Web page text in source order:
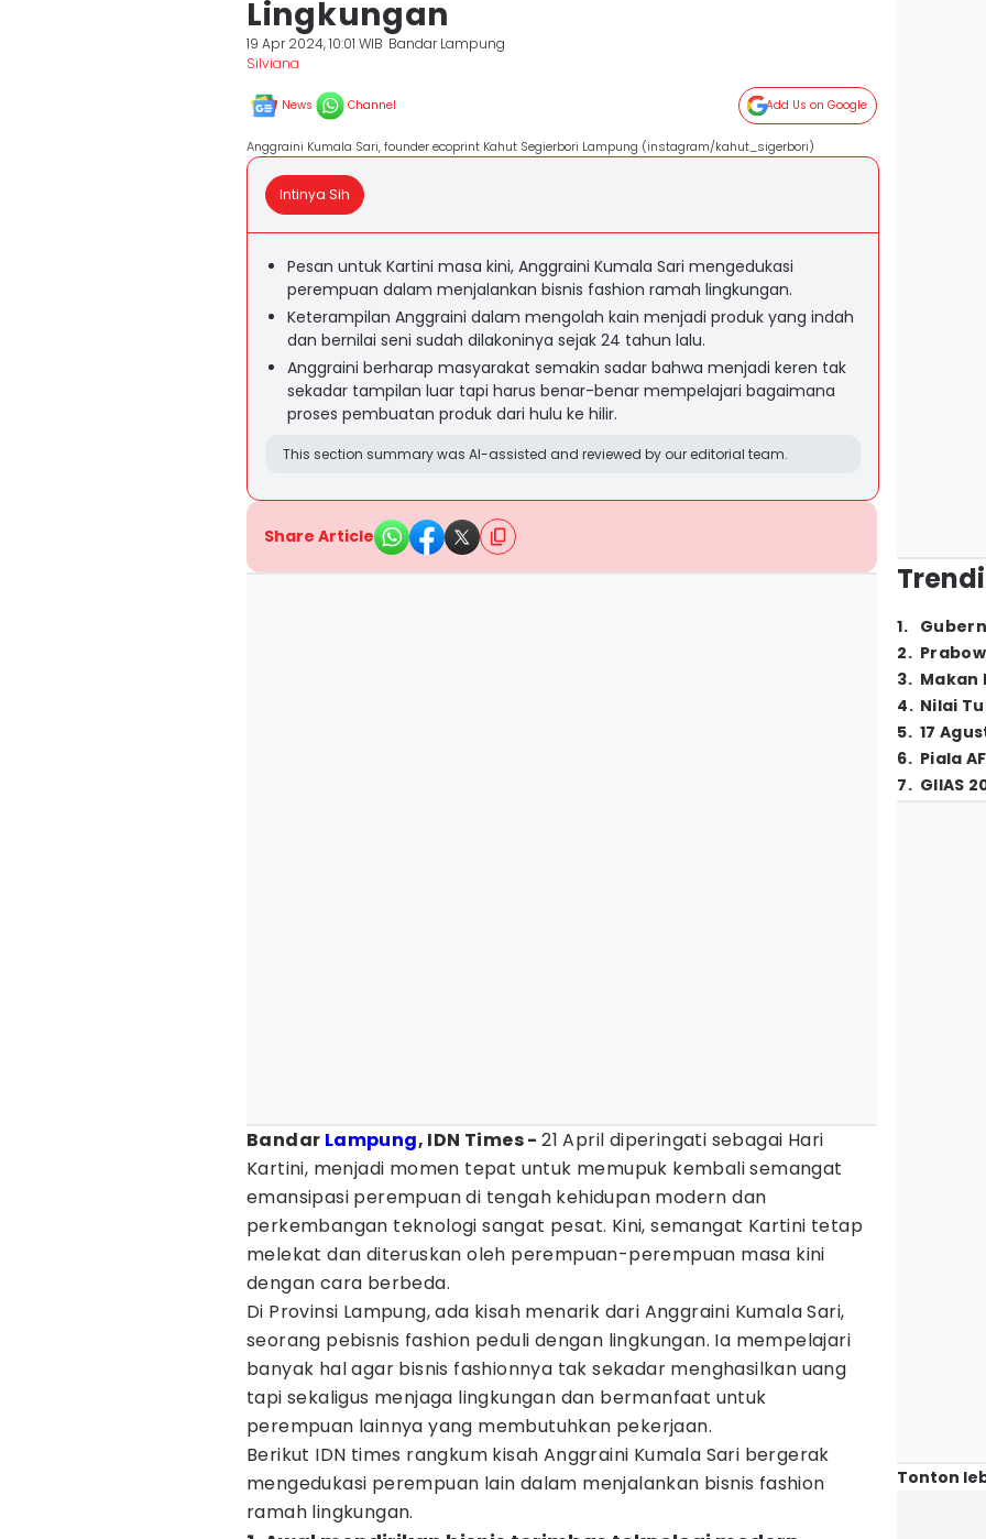
Lingkungan
19 Apr 2024, 10:01 WIB Bandar Lampung
Silviana
News Channel Add Us on Google
Anggraini Kumala Sari, founder ecoprint Kahut Segierbori Lampung (instagram/kahut_sigerbori)
Intinya Sih
Pesan untuk Kartini masa kini, Anggraini Kumala Sari mengedukasi
perempuan dalam menjalankan bisnis fashion ramah lingkungan.
Keterampilan Anggraini dalam mengolah kain menjadi produk yang indah
dan bernilai seni sudah dilakoninya sejak 24 tahun lalu.
Anggraini berharap masyarakat semakin sadar bahwa menjadi keren tak
sekadar tampilan luar tapi harus benar-benar mempelajari bagaimana
proses pembuatan produk dari hulu ke hilir.
This section summary was AI-assisted and reviewed by our editorial team.
Share Article
Bandar Lampung, IDN Times -21 April diperingati sebagai Hari
Kartini, menjadi momen tepat untuk memupuk kembali semangat
emansipasi perempuan di tengah kehidupan modern dan
perkembangan teknologi sangat pesat. Kini, semangat Kartini tetap
melekat dan diteruskan oleh perempuan-perempuan masa kini
dengan cara berbeda.
Di Provinsi Lampung, ada kisah menarik dari Anggraini Kumala Sari,
seorang pebisnis fashion peduli dengan lingkungan. Ia mempelajari
banyak hal agar bisnis fashionnya tak sekadar menghasilkan uang
tapi sekaligus menjaga lingkungan dan bermanfaat untuk
perempuan lainnya yang membutuhkan pekerjaan.
Berikut IDN times rangkum kisah Anggraini Kumala Sari bergerak
mengedukasi perempuan lain dalam menjalankan bisnis fashion
ramah lingkungan.
1.
2.
3. Makan
4. Nilai
5. 17
6. Piala
7. GIIAS
Tonton